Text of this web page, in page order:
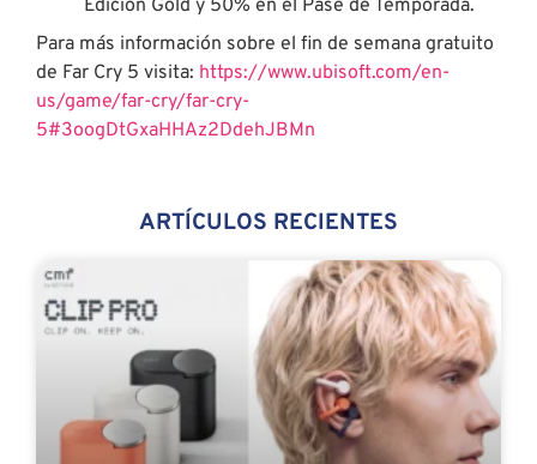
Edición Gold y 50% en el Pase de Temporada.
Para más información sobre el fin de semana gratuito
de Far Cry 5 visita: https://www.ubisoft.com/en-
us/game/far-cry/far-cry-
5#3oogDtGxaHHAz2DdehJBMn
ARTÍCULOS RECIENTES